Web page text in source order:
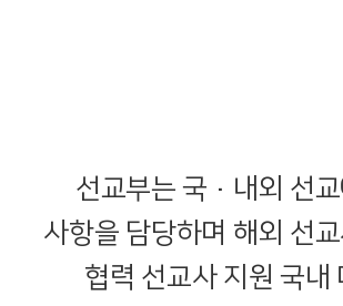
선교부는 국·내외 선
사항을 담당하며 해외 선
협력 선교사 지원 국내